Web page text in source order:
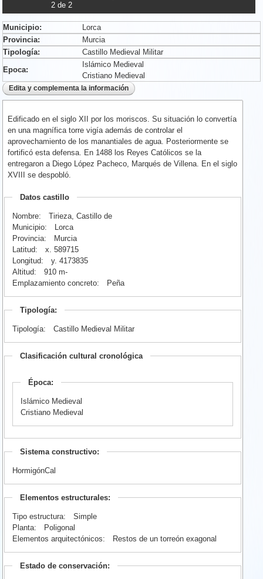
2de 2
Municipio:
Lorca
Provincia:
Murcia
Tipología:
Castillo Medieval Militar
Epoca:
Islámico Medieval
Cristiano Medieval
Edificado en el siglo XII por los moriscos. Su situación lo convertía
en una magnífica torre vigía además de controlar el
aprovechamiento de los manantiales de agua. Posteriormente se
fortificó esta defensa. En 1488 los Reyes Católicos se la
entregaron a Diego López Pacheco, Marqués de Villena. En el siglo
XVIII se despobló.
Datos castillo
Nombre:
Tirieza, Castillo de
Municipio:
Lorca
Provincia:
Murcia
Latitud:
x. 589715
Longitud:
y. 4173835
Altitud:
910 m-
Emplazamiento concreto:
Peña
Tipología:
Tipología: Castillo Medieval Militar
Clasificación cultural cronológica
Época:
Islámico Medieval
Cristiano Medieval
Sistema constructivo:
HormigónCal
Elementos estructurales:
Tipo estructura:
Simple
Planta:
Poligonal
Elementos arquitectónicos:
Restos de un torreón exagonal
Estado de conservación: